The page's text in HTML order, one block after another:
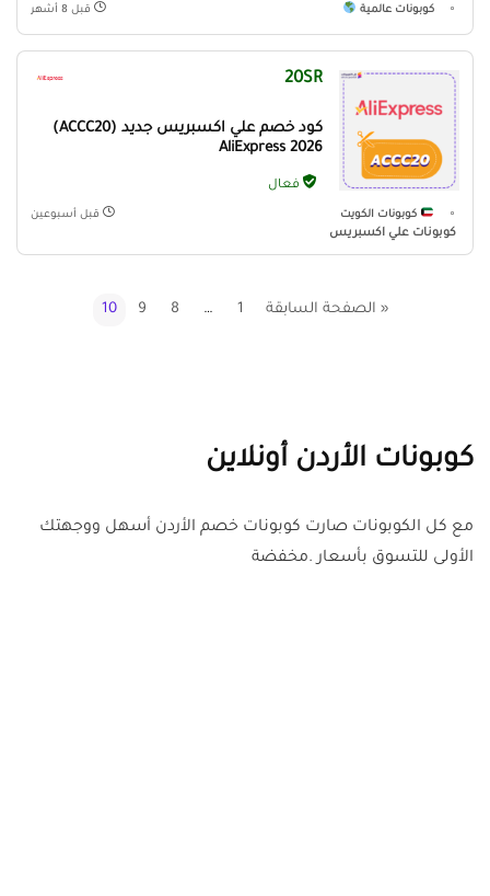
كوبونات عالمية قبل 8 أشهر
20SR
كود خصم علي اكسبريس جديد (ACCC20)
AliExpress 2026
فعال
كوبونات الكويت
كوبونات علي اكسبريس
قبل أسبوعين
« الصفحة السابقة 1
…
8
9
10
كوبونات الأردن أونلاين
مع كل الكوبونات صارت كوبونات خصم الأردن أسهل ووجهتك
الأولى للتسوق بأسعار .مخفضة